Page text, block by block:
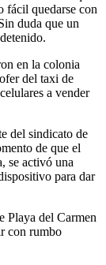
fácil quedarse con
duda que un
en la colonia
del taxi de
a vender
del sindicato de
de que el
se activó una
para dar
Playa del Carmen
con rumbo